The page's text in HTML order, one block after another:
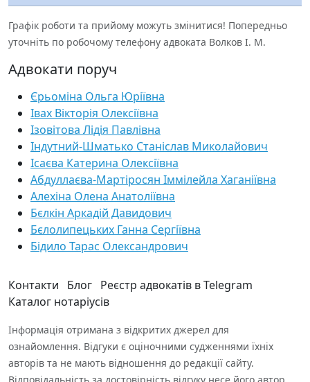
Графік роботи та прийому можуть змінитися! Попередньо
уточніть по робочому телефону адвоката Волков І. М.
Адвокати поруч
Єрьоміна Ольга Юріївна
Івах Вікторія Олексіївна
Ізовітова Лідія Павлівна
Індутний-Шматько Станіслав Миколайович
Ісаєва Катерина Олексіївна
Абдуллаєва-Мартіросян Іммілейла Хаганіївна
Алехіна Олена Анатоліївна
Бєлкін Аркадій Давидович
Бєлолипецьких Ганна Сергіївна
Бідило Тарас Олександрович
Контакти Блог Реєстр адвокатів в Telegram
Каталог нотаріусів
Інформація отримана з відкритих джерел для
ознайомлення. Відгуки є оціночними судженнями їхніх
авторів та не мають відношення до редакції сайту.